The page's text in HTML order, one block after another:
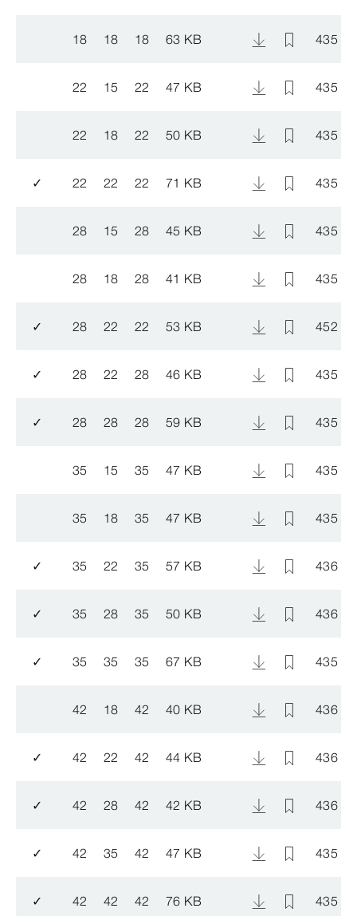
18 18 18 63 KB 435
22 15 22 47 KB 435
22 18 22 50 KB 435
✓ 22 22 22 71 KB 435
28 15 28 45 KB 435
28 18 28 41 KB 435
✓ 28 22 22 53 KB 452
✓ 28 22 28 46 KB 435
✓ 28 28 28 59 KB 435
35 15 35 47 KB 435
35 18 35 47 KB 435
✓ 35 22 35 57 KB 436
✓ 35 28 35 50 KB 436
✓ 35 35 35 67 KB 435
42 18 42 40 KB 436
✓ 42 22 42 44 KB 436
✓ 42 28 42 42 KB 436
✓ 42 35 42 47 KB 435
✓ 42 42 42 76 KB 435